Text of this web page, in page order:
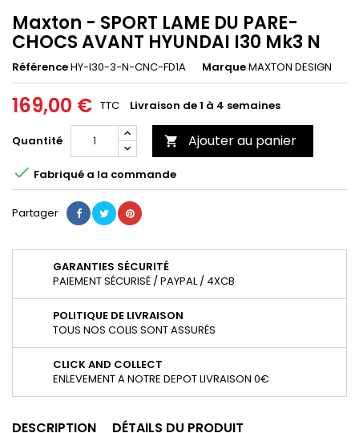
Maxton - SPORT LAME DU PARE-
CHOCS AVANT HYUNDAI I30 Mk3 N
RéférenceHY-I30-3-N-CNC-FD1A MarqueMAXTON DESIGN
169,00 € TTC Livraison de 1 à 4 semaines
Quantité  Ajouter au panier
 Fabriqué a la commande
Partager
GARANTIES SÉCURITÉ
PAIEMENT SÉCURISÉ / PAYPAL / 4XCB
POLITIQUE DE LIVRAISON
TOUS NOS COLIS SONT ASSURÉS
CLICK AND COLLECT
ENLEVEMENT A NOTRE DEPOT LIVRAISON 0€
DESCRIPTION DÉTAILS DU PRODUIT